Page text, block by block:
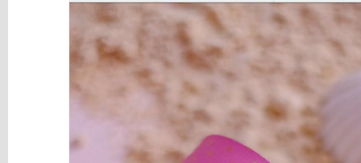
Pinturas
Mediums